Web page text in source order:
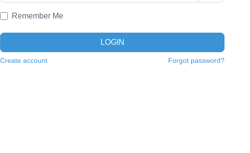
Remember Me
LOGIN
Create account Forgot password?